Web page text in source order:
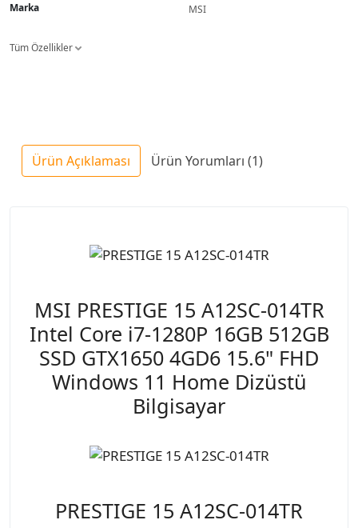
Marka MSI
Tüm Özellikler
Ürün Açıklaması Ürün Yorumları (1)
MSI PRESTIGE 15 A12SC-014TR
Intel Core i7-1280P 16GB 512GB
SSD GTX1650 4GD6 15.6" FHD
Windows 11 Home Dizüstü
Bilgisayar
PRESTIGE 15 A12SC-014TR